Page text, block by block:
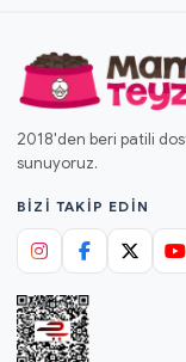
2018'den beri patili
sunuyoruz.
BIZI TAKIP EDIN